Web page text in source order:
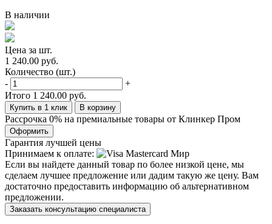
В наличии
Цена за шт.
1 240.00 руб.
Количество (шт.)
-
+
Итого 1 240.00 руб.
Купить в 1 клик В корзину
Рассрочка 0% на премиальные товары от Клинкер Пром
Оформить
Гарантия лучшей цены
Принимаем к оплате:
Если вы найдете данный товар по более низкой цене, мы
сделаем лучшее предложение или дадим такую же цену. Вам
достаточно предоставить информацию об альтернативном
предложении.
Заказать консультацию специалиста